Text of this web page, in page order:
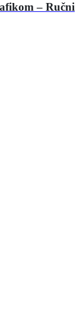
– Ručni